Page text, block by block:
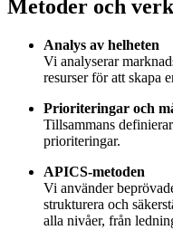
Metoder och
Analys av helheten
Vi analyserar
resurser för att skapa
Prioriteringar och
Tillsammans
prioriteringar.
APICS-metoden
Vi använder
strukturera och
alla nivåer, från